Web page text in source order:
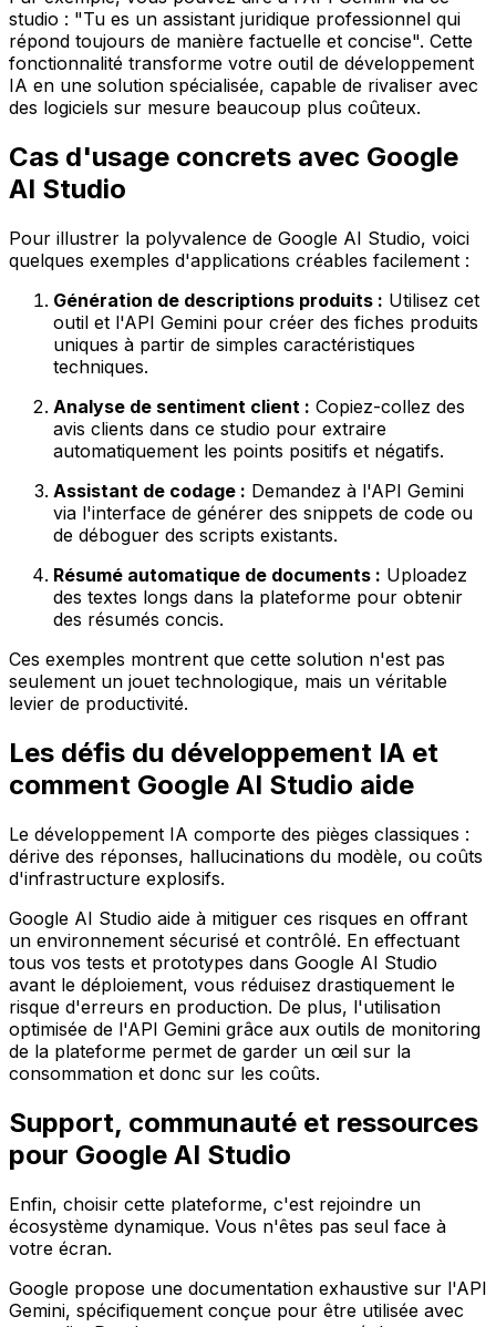
studio : "Tu es un assistant juridique professionnel qui
répond toujours de manière factuelle et concise". Cette
fonctionnalité transforme votre outil de développement
IA en une solution spécialisée, capable de rivaliser avec
des logiciels sur mesure beaucoup plus coûteux.
Cas d'usage concrets avec Google
AI Studio
Pour illustrer la polyvalence de Google AI Studio, voici
quelques exemples d'applications créables facilement :
Génération de descriptions produits : Utilisez cet
outil et l'API Gemini pour créer des fiches produits
uniques à partir de simples caractéristiques
techniques.
Analyse de sentiment client : Copiez-collez des
avis clients dans ce studio pour extraire
automatiquement les points positifs et négatifs.
Assistant de codage : Demandez à l'API Gemini
via l'interface de générer des snippets de code ou
de déboguer des scripts existants.
Résumé automatique de documents : Uploadez
des textes longs dans la plateforme pour obtenir
des résumés concis.
Ces exemples montrent que cette solution n'est pas
seulement un jouet technologique, mais un véritable
levier de productivité.
Les défis du développement IA et
comment Google AI Studio aide
Le développement IA comporte des pièges classiques :
dérive des réponses, hallucinations du modèle, ou coûts
d'infrastructure explosifs.
Google AI Studio aide à mitiguer ces risques en offrant
un environnement sécurisé et contrôlé. En effectuant
tous vos tests et prototypes dans Google AI Studio
avant le déploiement, vous réduisez drastiquement le
risque d'erreurs en production. De plus, l'utilisation
optimisée de l'API Gemini grâce aux outils de monitoring
de la plateforme permet de garder un œil sur la
consommation et donc sur les coûts.
Support, communauté et ressources
pour Google AI Studio
Enfin, choisir cette plateforme, c'est rejoindre un
écosystème dynamique. Vous n'êtes pas seul face à
votre écran.
Google propose une documentation exhaustive sur l'API
Gemini, spécifiquement conçue pour être utilisée avec